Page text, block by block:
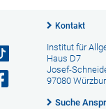
Kontakt
Institut für
Haus D7
Josef-
97080
Suche